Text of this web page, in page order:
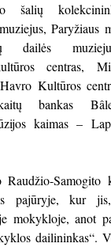
šalių
Paryžiaus
dailės
centras,
Kultūros
bankas
kaimas –
Raudžio-Samogito
pajūryje, kur jis,
mokykloje, anot
dailininkas“.